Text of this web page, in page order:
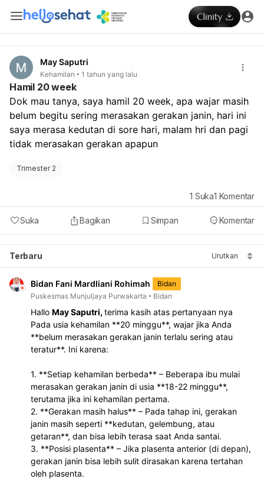
May Saputri
Kehamilan 1 tahun yang lalu
Hamil 20 week
Dok mau tanya, saya hamil 20 week, apa wajar masih
belum begitu sering merasakan gerakan janin, hari ini
saya merasa kedutan di sore hari, malam hri dan pagi
tidak merasakan gerakan apapun
Trimester 2
Suka Bagikan Simpan Komentar
1 Suka1 Komentar
Terbaru Urutkan
Bidan Fani Mardliani Rohimah
Bidan
Puskesmas Munjuljaya Purwakarta
Bidan
Hallo May Saputri, terima kasih atas pertanyaan nya
Pada usia kehamilan **20 minggu**, wajar jika Anda
**belum merasakan gerakan janin terlalu sering atau
teratur**. Ini karena:
1. **Setiap kehamilan berbeda** – Beberapa ibu mulai
merasakan gerakan janin di usia **18-22 minggu**,
terutama jika ini kehamilan pertama.
2. **Gerakan masih halus** – Pada tahap ini, gerakan
janin masih seperti **kedutan, gelembung, atau
getaran**, dan bisa lebih terasa saat Anda santai.
3. **Posisi plasenta** – Jika plasenta anterior (di depan),
gerakan janin bisa lebih sulit dirasakan karena tertahan
oleh plasenta.